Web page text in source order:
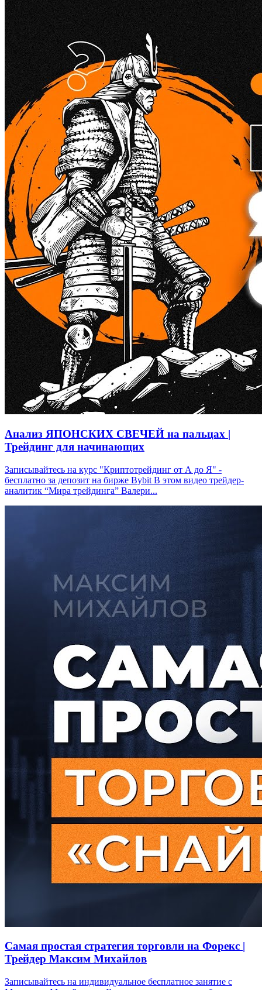
Анализ ЯПОНСКИХ СВЕЧЕЙ на пальцах |
Трейдинг для начинающих
Записывайтесь на курс "Криптотрейдинг от А до Я" -
бесплатно за депозит на бирже Bybit В этом видео трейдер-
аналитик “Мира трейдинга” Валери...
Самая простая стратегия торговли на Форекс |
Трейдер Максим Михайлов
Записывайтесь на индивидуальное бесплатное занятие с